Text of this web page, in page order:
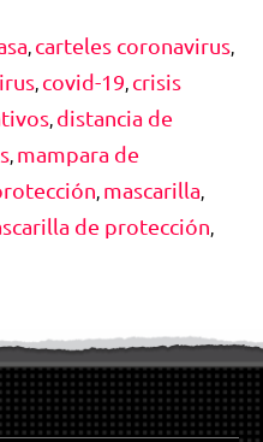
, carteles coronavirus,
, covid-19, crisis
, distancia de
, mampara de
, mascarilla,
de protección,